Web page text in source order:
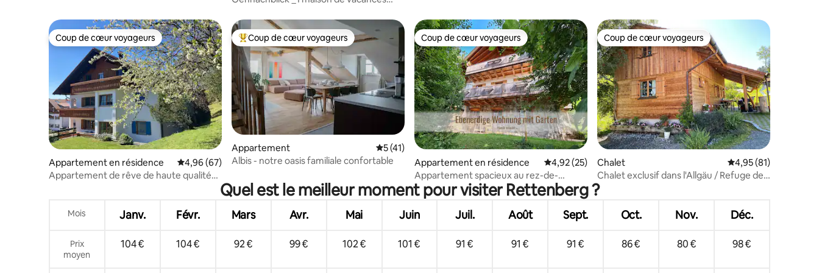
Coup de cœur voyageurs
Coup de cœur voyageurs
Appartement en résidence Évaluation moyenne sur la base de 67 commentaires : 4,96 sur 5
4,96 (67)
Appartement de rêve de haute qualité
Coups de cœur voyageurs les plus appréciés
Coup de cœur voyageurs
Appartement Évaluation moyenne sur la base de 41 commentaires : 5 sur 5
5 (41)
Albis - notre oasis familiale confortable
Coup de cœur voyageurs
Coup de cœur voyageurs
Appartement en résidence Évaluation moyenne sur la base de 25 commentaires : 4,92 sur 5
4,92 (25)
Appartement spacieux au rez-de-
chaussée avec jardin et entrée
supplémentaire
Coup de cœur voyageurs
Coup de cœur voyageurs
Chalet Évaluation moyenne
4,95 (81)
Chalet exclusif dans l'Allgäu / Refuge de
montagne sur le Grünten
Quel est le meilleur moment pour visiter Rettenberg ?
Mois Janv. Févr. Mars Avr. Mai Juin Juil. Août Sept. Oct. Nov. Déc.
Prix
moyen
104 € 104 € 92 € 99 € 102 € 101 € 91 € 91 € 91 € 86 € 80 € 98 €